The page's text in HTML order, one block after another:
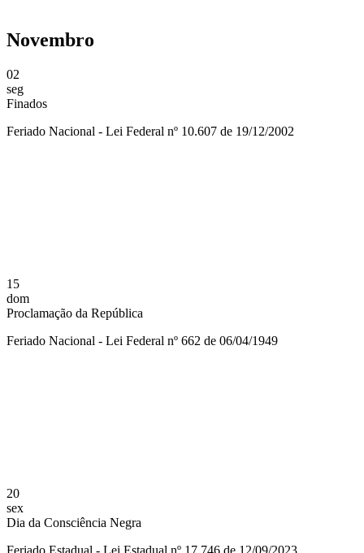
Novembro
02
seg
Finados
Feriado Nacional - Lei Federal nº 10.607 de 19/12/2002
15
dom
Proclamação da República
Feriado Nacional - Lei Federal nº 662 de 06/04/1949
20
sex
Dia da Consciência Negra
Feriado Estadual - Lei Estadual nº 17.746 de 12/09/2023